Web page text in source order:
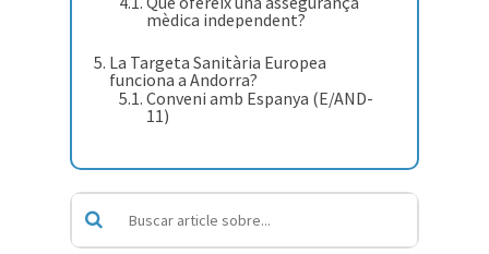
mèdica independent?
La Targeta Sanitària Europea
funciona a Andorra?
Conveni amb Espanya (E/AND-
11)